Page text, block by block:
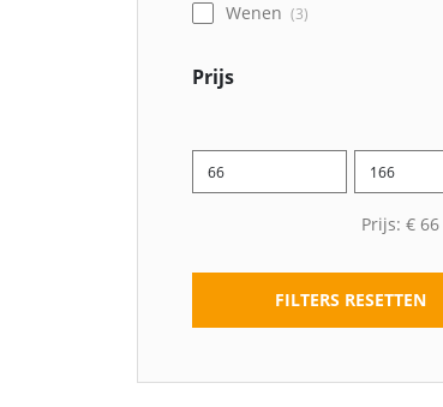
Wenen 3
Prijs
Prijs: € 66
FILTERS RESETTEN